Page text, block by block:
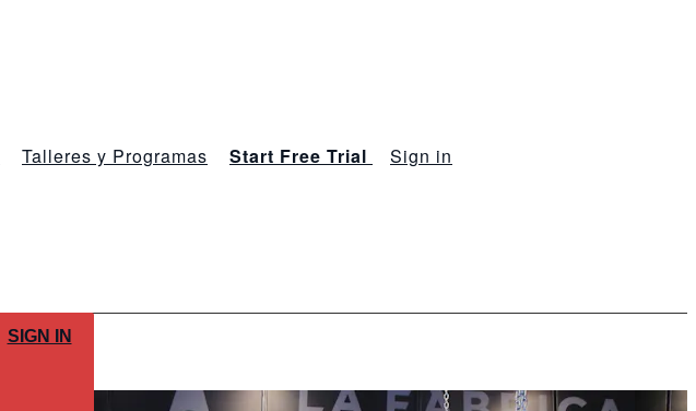
Talleres y Programas Start Free Trial Sign in
SIGN IN